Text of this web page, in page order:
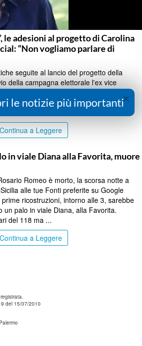
le adesioni al progetto di Carolina
“Non vogliamo parlare di
seguite al lancio del progetto della
della campagna elettorale l'ex vice
camera dei deputati spiega in un video
ma di Palermo" e precisa
ha salvato la mcittà"...
Continua a Leggere
in viale Diana alla Favorita, muore
Romeo è morto, la scorsa notte a
alle tue Fonti preferite su Google
ricostruzioni, intorno alle 3, sarebbe
un palo in viale Diana, alla Favorita.
del 118 ma ...
Continua a Leggere
del 15/07/2010
×
le notizie più importanti